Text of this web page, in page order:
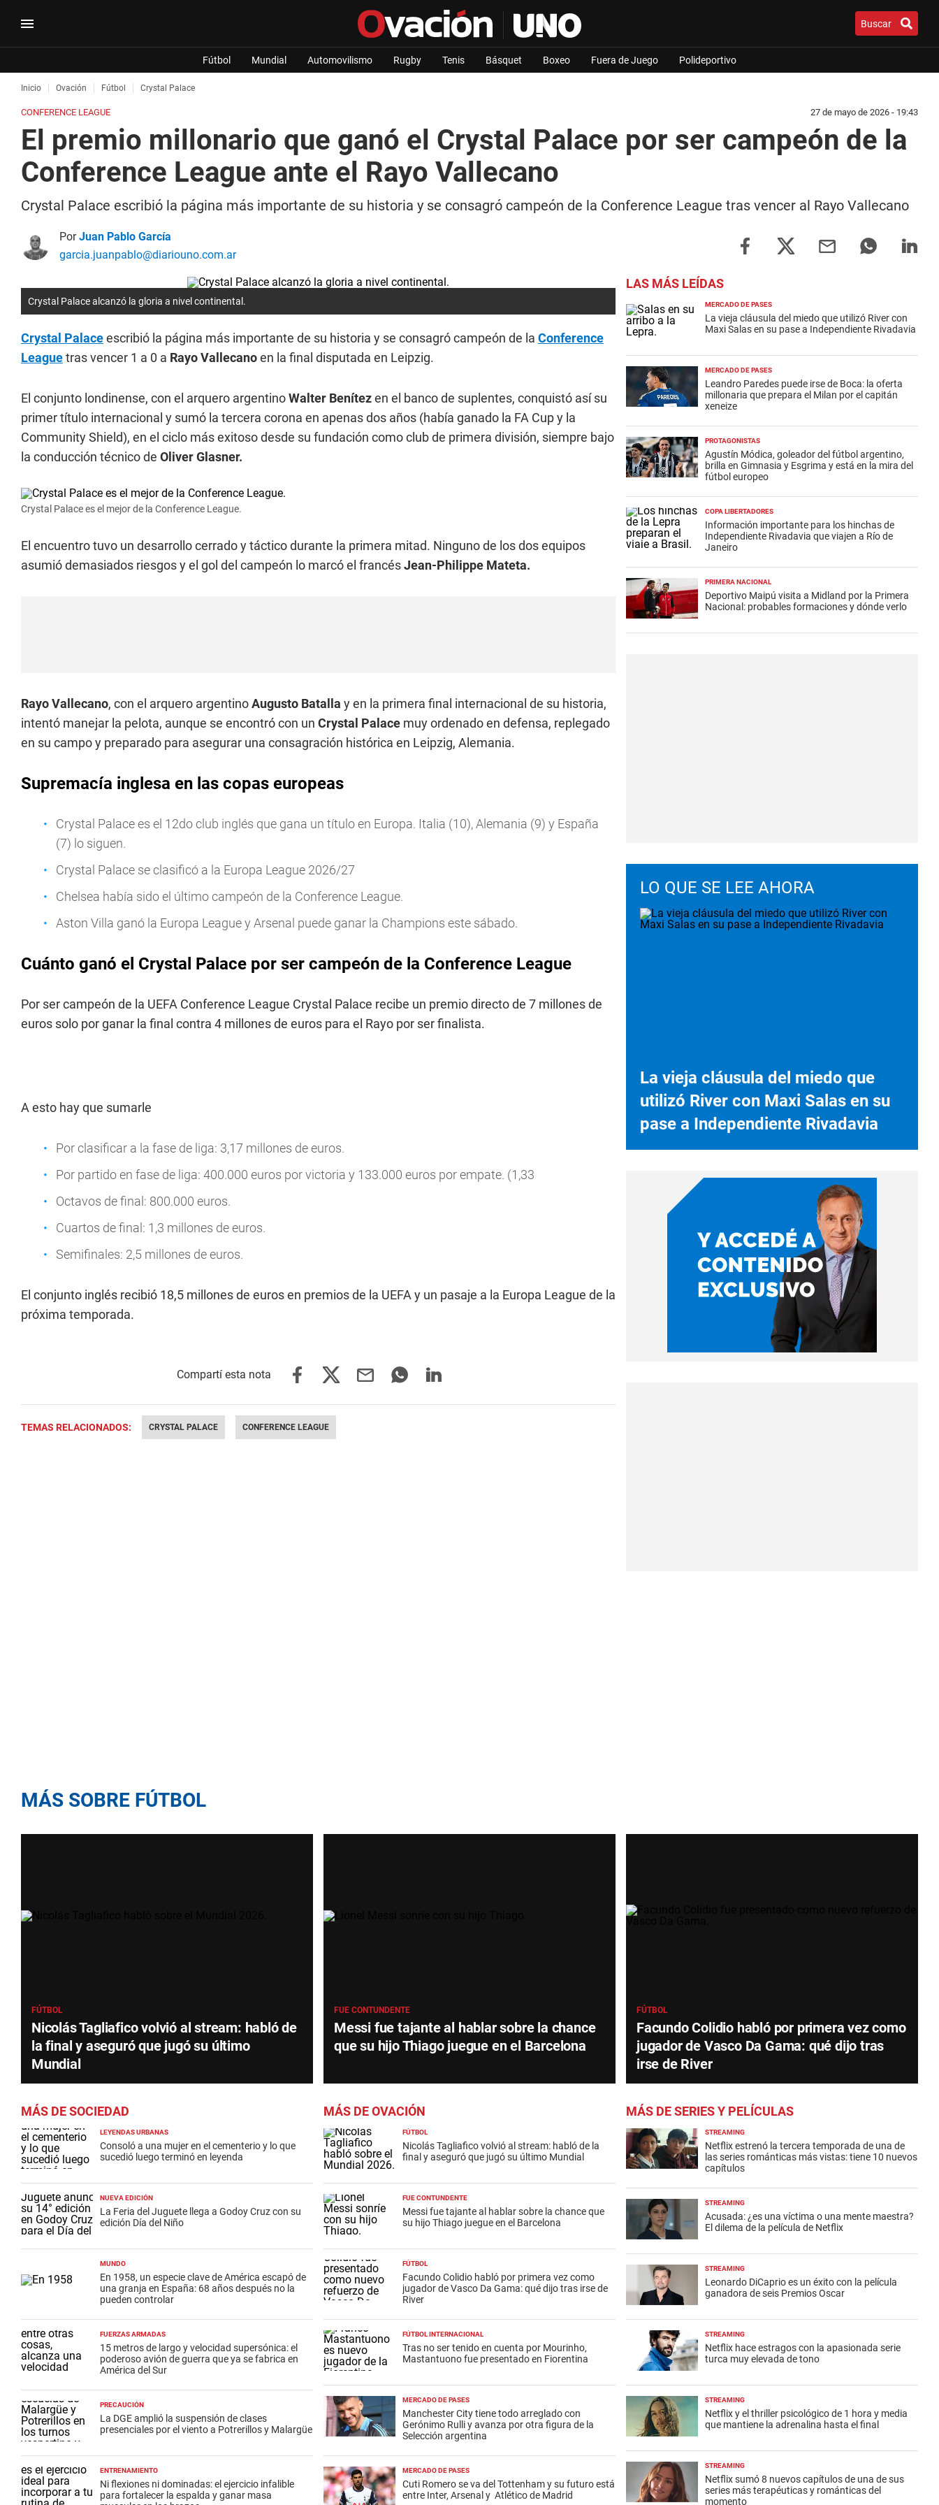
Buscar
Fútbol Mundial Automovilismo Rugby Tenis Básquet Boxeo Fuera de Juego Polideportivo
Inicio Ovación Fútbol Crystal Palace
CONFERENCE LEAGUE 27 de mayo de 2026 - 19:43
El premio millonario que ganó el Crystal Palace por ser campeón de la
Conference League ante el Rayo Vallecano
Crystal Palace escribió la página más importante de su historia y se consagró campeón de la Conference League tras vencer al Rayo Vallecano
PorJuan Pablo García
garcia.juanpablo@diariouno.com.ar
Crystal Palace alcanzó la gloria a nivel continental.
Crystal Palaceescribió la página más importante de su historia y se consagró campeón de la Conference
Leaguetras vencer 1 a 0 a Rayo Vallecanoen la final disputada en Leipzig.
El conjunto londinense, con el arquero argentinoWalter Benítezen el banco de suplentes, conquistó así su
primer título internacional y sumó la tercera corona en apenas dos años (había ganado la FA Cup y la
Community Shield), en el ciclo más exitoso desde su fundación como club de primera división, siempre bajo
la conducción técnico de Oliver Glasner.
Crystal Palace es el mejor de la Conference League.
El encuentro tuvo un desarrollo cerrado y táctico durante la primera mitad. Ninguno de los dos equipos
asumió demasiados riesgos y el gol del campeón lo marcó el francésJean-Philippe Mateta.
Rayo Vallecano, con el arquero argentinoAugusto Batalla y en la primera final internacional de su historia,
intentó manejar la pelota, aunque se encontró con un Crystal Palace muy ordenado en defensa, replegado
en su campo y preparado para asegurar una consagración histórica en Leipzig, Alemania.
Supremacía inglesa en las copas europeas
Crystal Palace es el 12do club inglés que gana un título en Europa. Italia (10), Alemania (9) y España
(7) lo siguen.
Crystal Palace se clasificó a la Europa League 2026/27
Chelsea había sido el último campeón de la Conference League.
Aston Villa ganó la Europa League y Arsenal puede ganar la Champions este sábado.
Cuánto ganó el Crystal Palace por ser campeón de la Conference League
Por ser campeón de la UEFA Conference League Crystal Palace recibe un premio directo de 7 millones de
euros solo por ganar la final contra 4 millones de euros para el Rayo por ser finalista.
A esto hay que sumarle
Por clasificar a la fase de liga: 3,17 millones de euros.
Por partido en fase de liga: 400.000 euros por victoria y 133.000 euros por empate. (1,33
Octavos de final: 800.000 euros.
Cuartos de final: 1,3 millones de euros.
Semifinales: 2,5 millones de euros.
El conjunto inglés recibió 18,5 millones de euros en premios de la UEFA y un pasaje a la Europa League de la
próxima temporada.
TEMAS RELACIONADOS: CRYSTAL PALACE CONFERENCE LEAGUE
LAS MÁS LEÍDAS
MERCADO DE PASES
La vieja cláusula del miedo que utilizó River con
Maxi Salas en su pase a Independiente Rivadavia
MERCADO DE PASES
Leandro Paredes puede irse de Boca: la oferta
millonaria que prepara el Milan por el capitán
xeneize
PROTAGONISTAS
Agustín Módica, goleador del fútbol argentino,
brilla en Gimnasia y Esgrima y está en la mira del
fútbol europeo
COPA LIBERTADORES
Información importante para los hinchas de
Independiente Rivadavia que viajen a Río de
Janeiro
PRIMERA NACIONAL
Deportivo Maipú visita a Midland por la Primera
Nacional: probables formaciones y dónde verlo
LO QUE SE LEE AHORA
La vieja cláusula del miedo que
utilizó River con Maxi Salas en su
pase a Independiente Rivadavia
MÁS SOBRE FÚTBOL
FÚTBOL
Nicolás Tagliafico volvió al stream: habló de
la final y aseguró que jugó su último
Mundial
FUE CONTUNDENTE
Messi fue tajante al hablar sobre la chance
que su hijo Thiago juegue en el Barcelona
FÚTBOL
Facundo Colidio habló por primera vez como
jugador de Vasco Da Gama: qué dijo tras
irse de River
MÁS DE SOCIEDAD
LEYENDAS URBANAS
Consoló a una mujer en el cementerio y lo que
sucedió luego terminó en leyenda
NUEVA EDICIÓN
La Feria del Juguete llega a Godoy Cruz con su
edición Día del Niño
MUNDO
En 1958, un especie clave de América escapó de
una granja en España: 68 años después no la
pueden controlar
FUERZAS ARMADAS
15 metros de largo y velocidad supersónica: el
poderoso avión de guerra que ya se fabrica en
América del Sur
PRECAUCIÓN
La DGE amplió la suspensión de clases
presenciales por el viento a Potrerillos y Malargüe
ENTRENAMIENTO
Ni flexiones ni dominadas: el ejercicio infalible
para fortalecer la espalda y ganar masa
MÁS DE OVACIÓN
FÚTBOL
Nicolás Tagliafico volvió al stream: habló de la
final y aseguró que jugó su último Mundial
FUE CONTUNDENTE
Messi fue tajante al hablar sobre la chance que
su hijo Thiago juegue en el Barcelona
FÚTBOL
Facundo Colidio habló por primera vez como
jugador de Vasco Da Gama: qué dijo tras irse de
River
FÚTBOL INTERNACIONAL
Tras no ser tenido en cuenta por Mourinho,
Mastantuono fue presentado en Fiorentina
MERCADO DE PASES
Manchester City tiene todo arreglado con
Gerónimo Rulli y avanza por otra figura de la
Selección argentina
MERCADO DE PASES
Cuti Romero se va del Tottenham y su futuro está
entre Inter, Arsenal y Atlético de Madrid
MÁS DE SERIES Y PELÍCULAS
STREAMING
Netflix estrenó la tercera temporada de una de
las series románticas más vistas: tiene 10 nuevos
capítulos
STREAMING
Acusada: ¿es una víctima o una mente maestra?
El dilema de la película de Netflix
STREAMING
Leonardo DiCaprio es un éxito con la película
ganadora de seis Premios Oscar
STREAMING
Netflix hace estragos con la apasionada serie
turca muy elevada de tono
STREAMING
Netflix y el thriller psicológico de 1 hora y media
que mantiene la adrenalina hasta el final
STREAMING
Netflix sumó 8 nuevos capítulos de una de sus
series más terapéuticas y románticas del
momento